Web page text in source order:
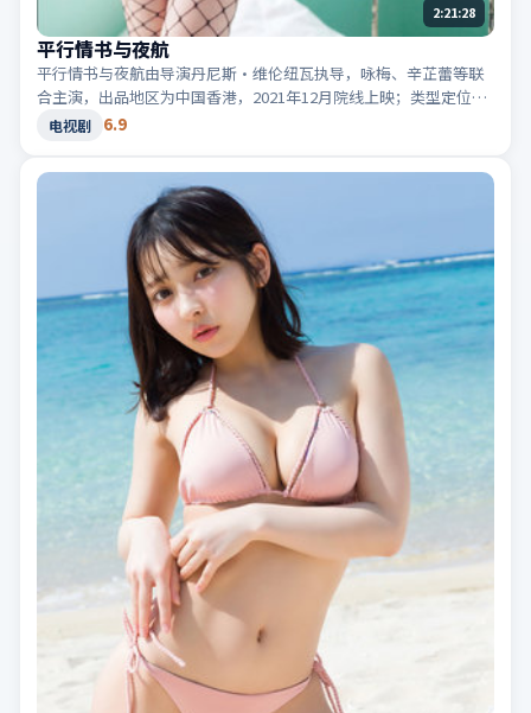
2:21:28
平行情书与夜航
平行情书与夜航由导演丹尼斯·维伦纽瓦执导，咏梅、辛芷蕾等联
合主演，出品地区为中国香港，2021年12月院线上映；类型定位为
电视剧·冒险，旅途改变人物命运。适合检索「中国香港冒险」
电视剧 6.9